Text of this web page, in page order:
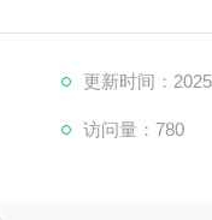
外精密测量仪器。
更新时间：
访问量：780